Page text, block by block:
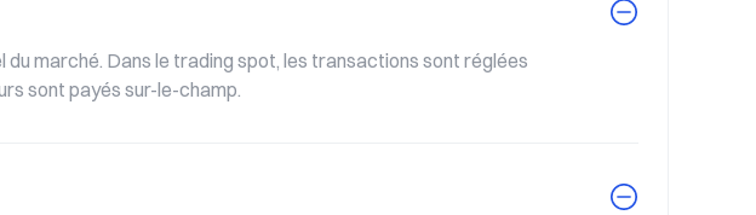
du marché. Dans le trading spot, les transactions sont réglées
sont payés sur-le-champ.